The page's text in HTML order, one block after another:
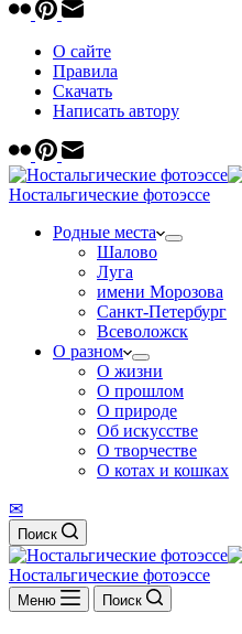
О сайте
Правила
Скачать
Написать автору
Ностальгические фотоэссе
Родные места
Шалово
Луга
имени Морозова
Санкт-Петербург
Всеволожск
О разном
О жизни
О прошлом
О природе
Об искусстве
О творчестве
О котах и кошках
✉
Поиск
Ностальгические фотоэссе
Меню Поиск